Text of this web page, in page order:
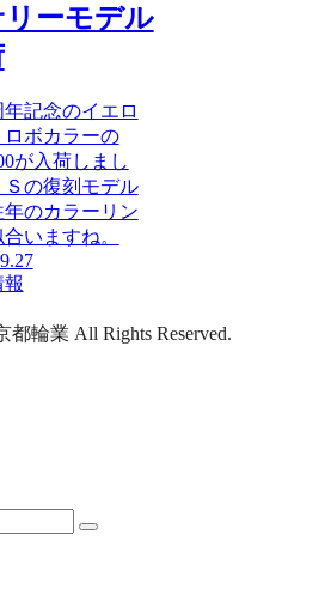
リーモデル
年記念のイエロ
ロボカラーの
が入荷しまし
Ｓの復刻モデル
年のカラーリン
いますね。
報
都輪業 All Rights Reserved.